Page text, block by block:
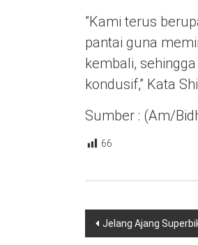
”Kami terus
pantai guna
kembali,
kondusif,” Kata
Sumber : (Am/
66
Navigasi
pos
Jelang Ajang